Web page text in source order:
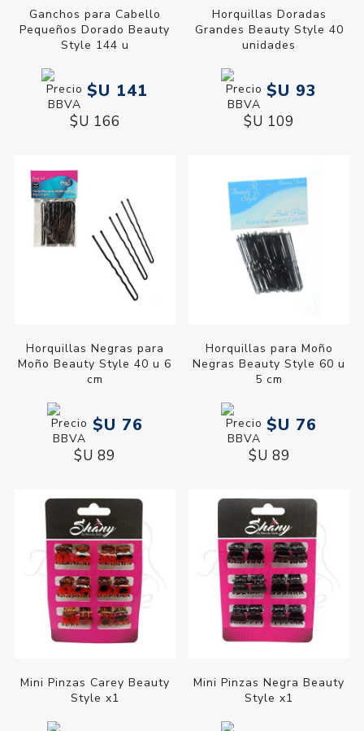
Ganchos para Cabello
Pequeños Dorado Beauty
Style 144 u
$U 141
$U 166
Horquillas Doradas
Grandes Beauty Style 40
unidades
$U 93
$U 109
Horquillas Negras para
Moño Beauty Style 40 u 6
cm
$U 76
$U 89
Horquillas para Moño
Negras Beauty Style 60 u
5 cm
$U 76
$U 89
Mini Pinzas Carey Beauty
Style x1
Mini Pinzas Negra Beauty
Style x1